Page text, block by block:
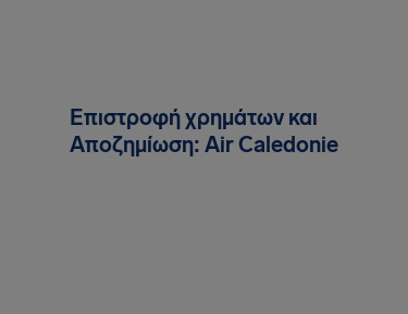
Επιστροφή χρημάτων και
Αποζημίωση: Air Caledonie